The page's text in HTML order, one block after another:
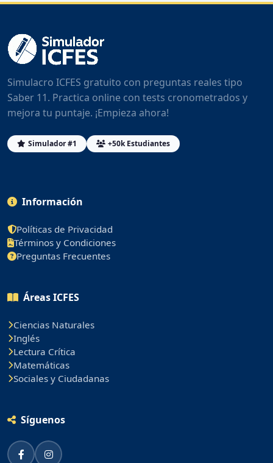
Simulacro ICFES gratuito con preguntas reales tipo
Saber 11. Practica online con tests cronometrados y
mejora tu puntaje. ¡Empieza ahora!
Simulador #1 +50k Estudiantes
Información
Políticas de Privacidad
Términos y Condiciones
Preguntas Frecuentes
Áreas ICFES
Ciencias Naturales
Inglés
Lectura Crítica
Matemáticas
Sociales y Ciudadanas
Síguenos